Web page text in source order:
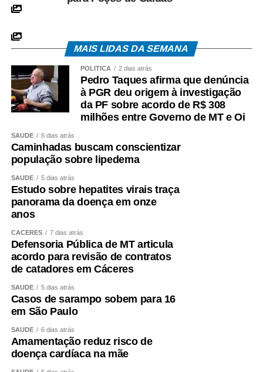
MAIS LIDAS DA SEMANA
POLÍTICA 2 dias atrás
Pedro Taques afirma que denúncia
à PGR deu origem à investigação
da PF sobre acordo de R$ 308
milhões entre Governo de MT e Oi
SAÚDE 6 dias atrás
Caminhadas buscam conscientizar
população sobre lipedema
SAÚDE 5 dias atrás
Estudo sobre hepatites virais traça
panorama da doença em onze
anos
CÁCERES 7 dias atrás
Defensoria Pública de MT articula
acordo para revisão de contratos
de catadores em Cáceres
SAÚDE 5 dias atrás
Casos de sarampo sobem para 16
em São Paulo
SAÚDE 6 dias atrás
Amamentação reduz risco de
doença cardíaca na mãe